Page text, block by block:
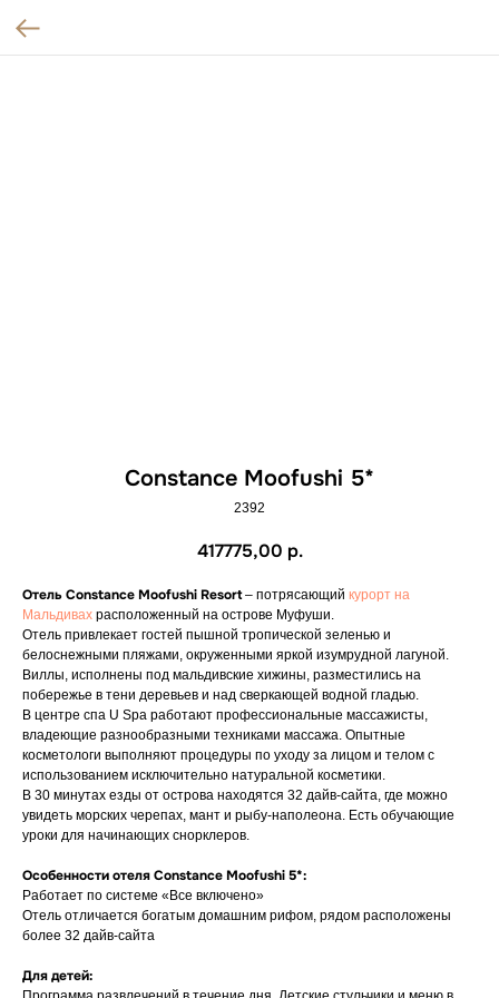
Constance Moofushi 5*
2392
417775,00 р.
Отель Constance Moofushi Resort– потрясающий курорт на
Мальдивах расположенный на острове Муфуши.
Отель привлекает гостей пышной тропической зеленью и
белоснежными пляжами, окруженными яркой изумрудной лагуной.
Виллы, исполнены под мальдивские хижины, разместились на
побережье в тени деревьев и над сверкающей водной гладью.
В центре спа U Spa работают профессиональные массажисты,
владеющие разнообразными техниками массажа. Опытные
косметологи выполняют процедуры по уходу за лицом и телом с
использованием исключительно натуральной косметики.
В 30 минутах езды от острова находятся 32 дайв-сайта, где можно
увидеть морских черепах, мант и рыбу-наполеона. Есть обучающие
уроки для начинающих снорклеров.
Особенности отеля Constance Moofushi 5*:
Работает по системе «Все включено»
Отель отличается богатым домашним рифом, рядом расположены
более 32 дайв-сайта
Для детей: